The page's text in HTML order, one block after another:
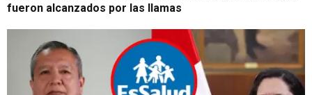
fueron alcanzados por las llamas